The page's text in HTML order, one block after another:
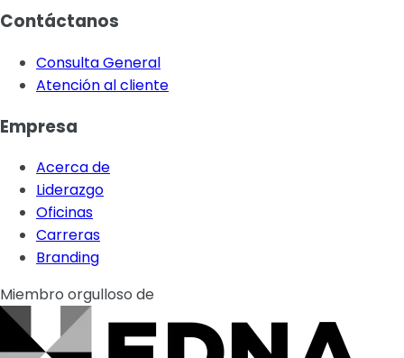
Contáctanos
Consulta General
Atención al cliente
Empresa
Acerca de
Liderazgo
Oficinas
Carreras
Branding
Miembro orgulloso de